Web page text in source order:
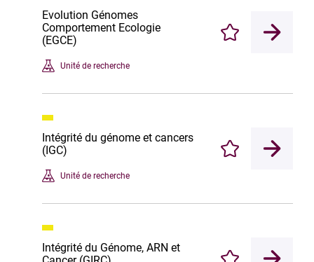
Evolution Génomes
Comportement Ecologie
(EGCE)
Unité de recherche
Enregistrer
Intégrité du génome et cancers
(IGC)
Unité de recherche
Enregistrer
Intégrité du Génome, ARN et